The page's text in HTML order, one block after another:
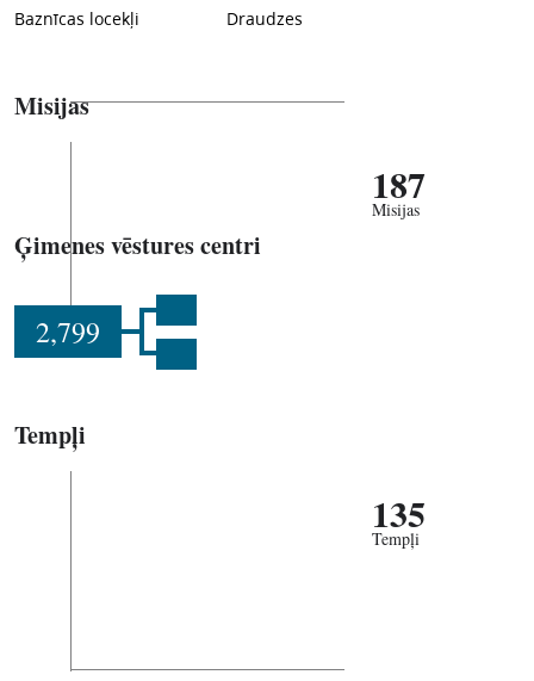
Baznīcas locekļi Draudzes
Misijas
187
Misijas
Ģimenes vēstures centri
2,799
Tempļi
135
Tempļi